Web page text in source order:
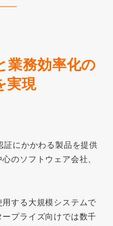
業務効率化の
実現
証にかかわる製品を提供
のソフトウェア会社、
する大規模システムで
プライズ向けでは数千